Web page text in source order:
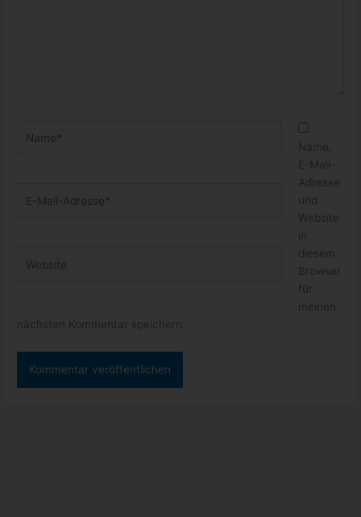
Mail-
Name,
E-Mail-
Adresse
und
Website
in
diesem
Browser
für
meinen
nächsten Kommentar speichern.